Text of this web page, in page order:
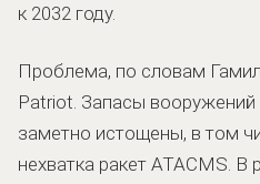
к 2032 году.
Проблема, по словам
Patriot. Запасы
заметно истощены, в том
нехватка ракет ATACMS.